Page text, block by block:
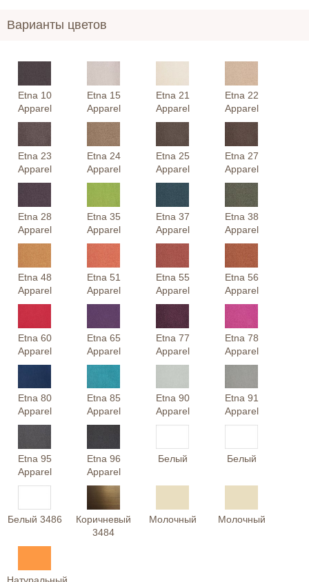
Варианты цветов
Etna 10
Apparel
Etna 15
Apparel
Etna 21
Apparel
Etna 22
Apparel
Etna 23
Apparel
Etna 24
Apparel
Etna 25
Apparel
Etna 27
Apparel
Etna 28
Apparel
Etna 35
Apparel
Etna 37
Apparel
Etna 38
Apparel
Etna 48
Apparel
Etna 51
Apparel
Etna 55
Apparel
Etna 56
Apparel
Etna 60
Apparel
Etna 65
Apparel
Etna 77
Apparel
Etna 78
Apparel
Etna 80
Apparel
Etna 85
Apparel
Etna 90
Apparel
Etna 91
Apparel
Etna 95
Apparel
Etna 96
Apparel
Белый Белый
Белый 3486
Коричневый
3484
Молочный Молочный